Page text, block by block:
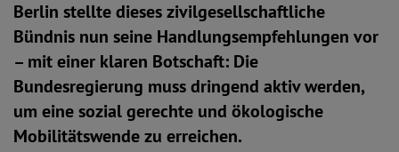
Berlin stellte dieses zivilgesellschaftliche
Bündnis nun seine Handlungsempfehlungen vor
– mit einer klaren Botschaft: Die
Bundesregierung muss dringend aktiv werden,
um eine sozial gerechte und ökologische
Mobilitätswende zu erreichen.